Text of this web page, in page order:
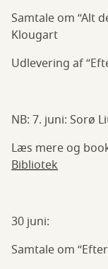
Samtale om “Alt
Klougart
Udlevering af
NB: 7. juni: Sorø
Læs mere og
Bibliotek
30 juni:
Samtale om